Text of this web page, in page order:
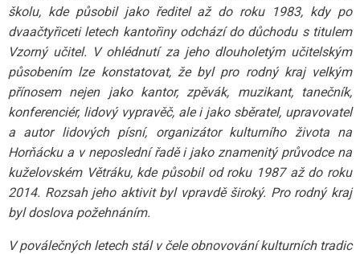
školu, kde působil jako ředitel až do roku 1983, kdy po
dvaačtyřiceti letech kantořiny odchází do důchodu s titulem
Vzorný učitel. V ohlédnutí za jeho dlouholetým učitelským
působením lze konstatovat, že byl pro rodný kraj velkým
přínosem nejen jako kantor, zpěvák, muzikant, tanečník,
konferenciér, lidový vypravěč, ale i jako sběratel, upravovatel
a autor lidových písní, organizátor kulturního života na
Horňácku a v neposlední řadě i jako znamenitý průvodce na
kuželovském Větráku, kde působil od roku 1987 až do roku
2014. Rozsah jeho aktivit byl vpravdě široký. Pro rodný kraj
byl doslova požehnáním.
V poválečných letech stál v čele obnovování kulturních tradic